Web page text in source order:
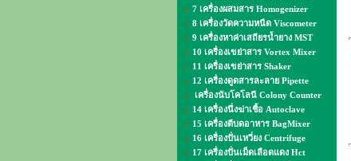
7 เครื่องผสมสาร Homogenizer
8 เครื่องวัดความหนืด Viscometer
9 เครื่องหาค่าเสถียรน้ำยาง MST
10 เครื่องเขย่าสาร Vortex Mixer
11 เครื่องเขย่าสาร Shaker
12 เครื่องดูดสารละลาย Pipette
เครื่องนับโคโลนี Colony Counter
14 เครื่องนึ่งฆ่าเชื้อ Autoclave
15 เครื่องตีบดอาหาร BagMixer
16 เครื่องปั่นเหวี่ยง Centrifuge
17 เครื่องปั่นเม็ดเลือดแดง Hct